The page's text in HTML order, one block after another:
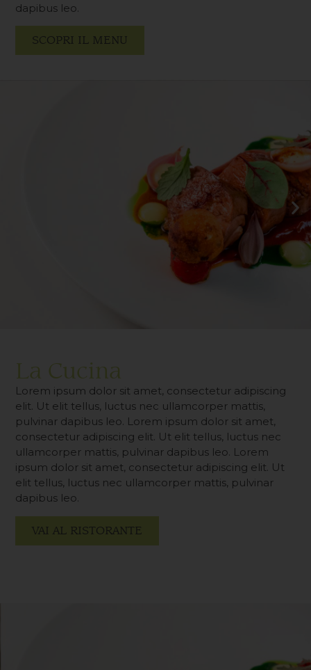
dapibus leo.
SCOPRI IL MENU
La Cucina
Lorem ipsum dolor sit amet, consectetur adipiscing
elit. Ut elit tellus, luctus nec ullamcorper mattis,
pulvinar dapibus leo. Lorem ipsum dolor sit amet,
consectetur adipiscing elit. Ut elit tellus, luctus nec
ullamcorper mattis, pulvinar dapibus leo. Lorem
ipsum dolor sit amet, consectetur adipiscing elit. Ut
elit tellus, luctus nec ullamcorper mattis, pulvinar
dapibus leo.
VAI AL RISTORANTE